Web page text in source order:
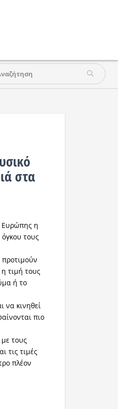
στα
Ευρώπης η
τους
τιμή τους
ή το
να κινηθεί
πιο
τους
τις τιμές
πλέον